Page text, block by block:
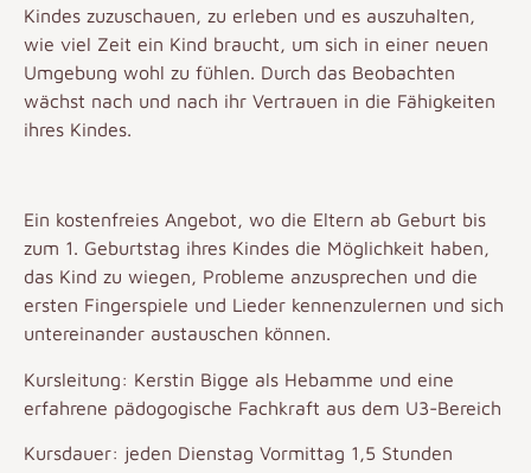
Kindes zuzuschauen, zu erleben und es auszuhalten,
wie viel Zeit ein Kind braucht, um sich in einer neuen
Umgebung wohl zu fühlen. Durch das Beobachten
wächst nach und nach ihr Vertrauen in die Fähigkeiten
ihres Kindes.
Ein kostenfreies Angebot, wo die Eltern ab Geburt bis
zum 1. Geburtstag ihres Kindes die Möglichkeit haben,
das Kind zu wiegen, Probleme anzusprechen und die
ersten Fingerspiele und Lieder kennenzulernen und sich
untereinander austauschen können.
Kursleitung: Kerstin Bigge als Hebamme und eine
erfahrene pädogogische Fachkraft aus dem U3-Bereich
Kursdauer: jeden Dienstag Vormittag 1,5 Stunden